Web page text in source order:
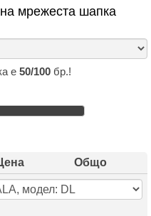
мрежеста шапка
е 50/100 бр.!
Общо